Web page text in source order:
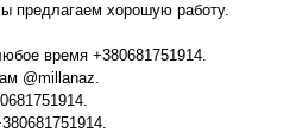
предлагаем хорошую работу.
время +380681751914.
@millanaz.